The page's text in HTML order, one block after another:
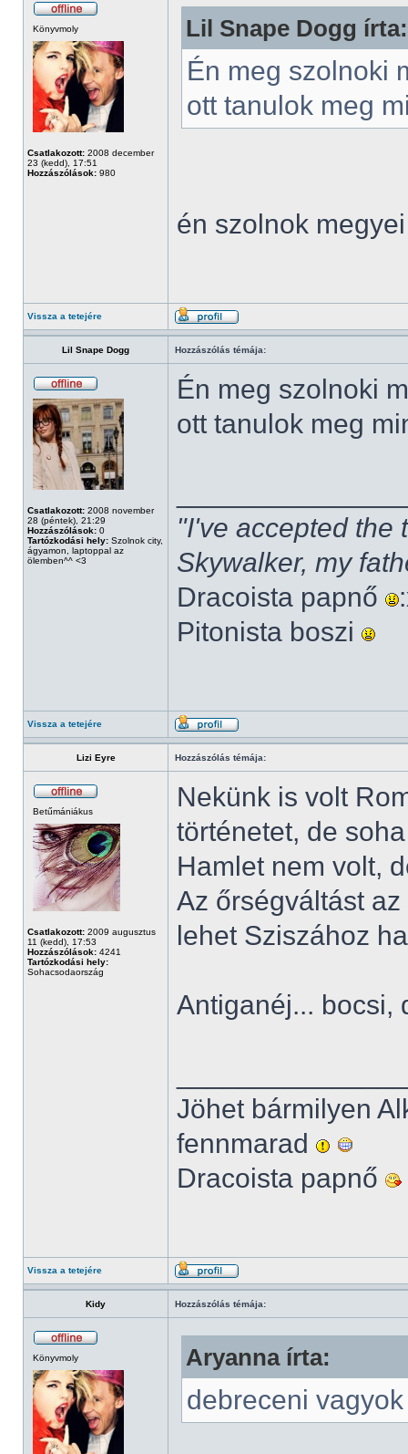
Könyvmoly
Csatlakozott: 2008 december
23 (kedd), 17:51
Hozzászólások: 980
Lil Snape Dogg írta:
Én meg szolnoki
ott tanulok meg
én szolnok
Vissza a tetejére
Lil Snape Dogg Hozzászólás témája:
Csatlakozott: 2008 november
28 (péntek), 21:29
Hozzászólások: 0
Tartózkodási hely: Szolnok city,
ágyamon, laptoppal az
ölemben^^ <3
Én meg szolnoki
ott tanulok meg
"I've accepted the
Skywalker, my
Dracoista papnő
Pitonista boszi
Vissza a tetejére
Lizi Eyre Hozzászólás témája:
Betűmániákus
Csatlakozott: 2009 augusztus
11 (kedd), 17:53
Hozzászólások: 4241
Tartózkodási hely:
Sohacsodaország
Nekünk is volt
történetet, de
Hamlet nem volt,
Az őrségváltást
lehet Sziszához
Antiganéj... bocsi,
Jöhet bármilyen
fennmarad
Dracoista papnő
Vissza a tetejére
Kidy Hozzászólás témája:
Könyvmoly Aryanna írta:
debreceni